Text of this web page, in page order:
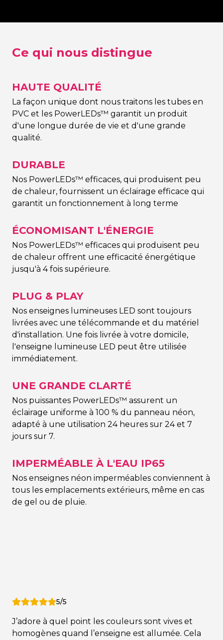
Ce qui nous distingue
HAUTE QUALITÉ
La façon unique dont nous traitons les tubes en
PVC et les PowerLEDs™ garantit un produit
d'une longue durée de vie et d'une grande
qualité.
DURABLE
Nos PowerLEDs™ efficaces, qui produisent peu
de chaleur, fournissent un éclairage efficace qui
garantit un fonctionnement à long terme
ÉCONOMISANT L'ÉNERGIE
Nos PowerLEDs™ efficaces qui produisent peu
de chaleur offrent une efficacité énergétique
jusqu'à 4 fois supérieure.
PLUG & PLAY
Nos enseignes lumineuses LED sont toujours
livrées avec une télécommande et du matériel
d'installation. Une fois livrée à votre domicile,
l'enseigne lumineuse LED peut être utilisée
immédiatement.
UNE GRANDE CLARTÉ
Nos puissantes PowerLEDs™ assurent un
éclairage uniforme à 100 % du panneau néon,
adapté à une utilisation 24 heures sur 24 et 7
jours sur 7.
IMPERMÉABLE À L'EAU IP65
Nos enseignes néon imperméables conviennent à
tous les emplacements extérieurs, même en cas
de gel ou de pluie.
5/5
J’adore à quel point les couleurs sont vives et
homogènes quand l’enseigne est allumée. Cela